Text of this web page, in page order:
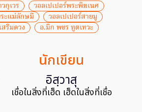
กุเวร
วอลเปเปอร์พระพิฆเนศ
ะแม่ลักษมี
วอลเปเปอร์สายมู
สริมดวง
อ.มิก พชร ทูตเทวะ
นักเขียน
อิสฺวาสุ
เชื่อในสิ่งที่เฮ็ด เฮ็ดในสิ่งที่เชื่อ